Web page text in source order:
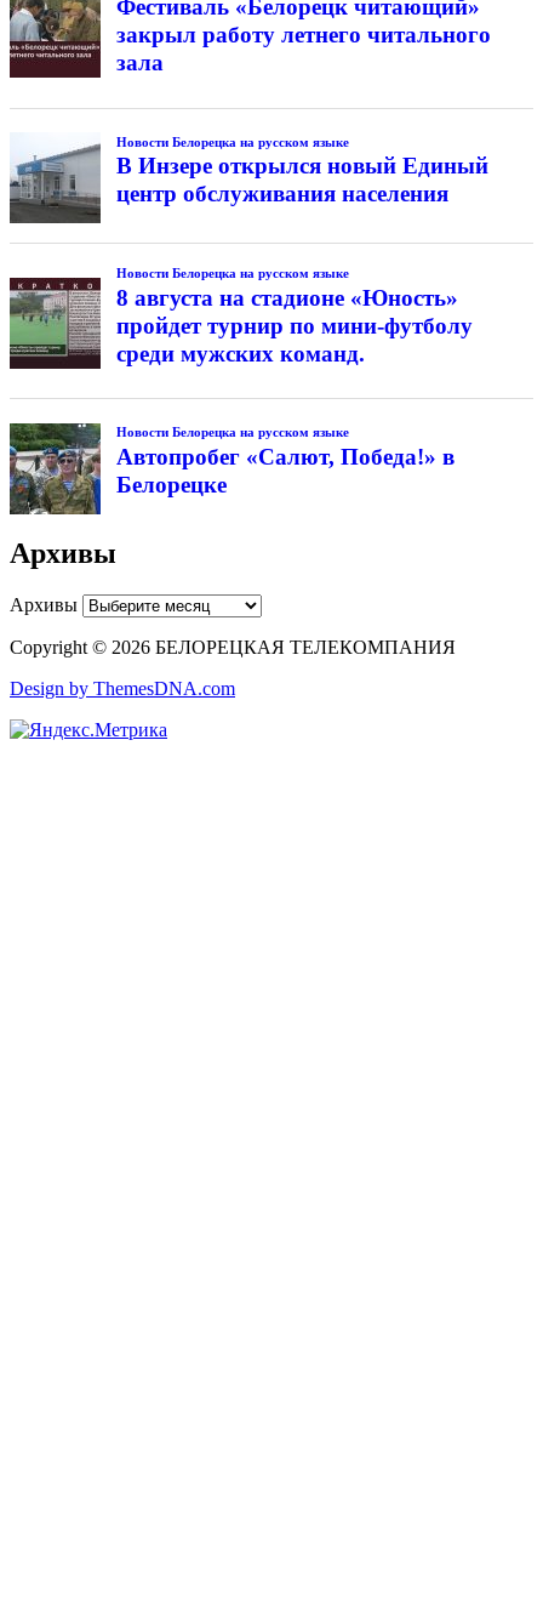
Фестиваль «Белорецк читающий»
закрыл работу летнего читального
зала
Новости Белорецка на русском языке
В Инзере открылся новый Единый
центр обслуживания населения
Новости Белорецка на русском языке
8 августа на стадионе «Юность»
пройдет турнир по мини-футболу
среди мужских команд.
Новости Белорецка на русском языке
Автопробег «Салют, Победа!» в
Белорецке
Архивы
Архивы
Copyright © 2026 БЕЛОРЕЦКАЯ ТЕЛЕКОМПАНИЯ
Design by ThemesDNA.com